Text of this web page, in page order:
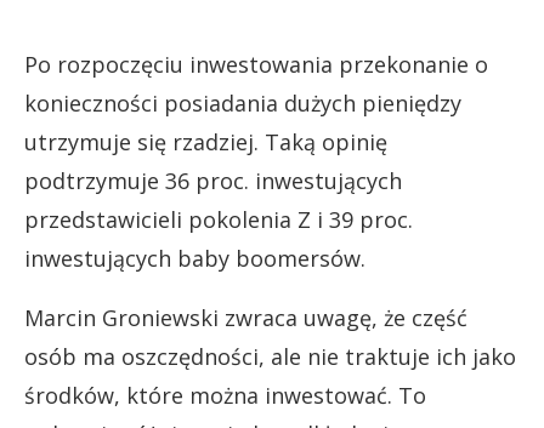
Po rozpoczęciu inwestowania przekonanie o
konieczności posiadania dużych pieniędzy
utrzymuje się rzadziej. Taką opinię
podtrzymuje 36 proc. inwestujących
przedstawicieli pokolenia Z i 39 proc.
inwestujących baby boomersów.
Marcin Groniewski zwraca uwagę, że część
osób ma oszczędności, ale nie traktuje ich jako
środków, które można inwestować. To